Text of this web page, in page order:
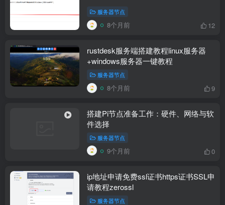
服务器节点
8个月前 12
rustdesk服务端搭建教程linux服务器
+windows服务器一键教程
服务器节点
8个月前 9
搭建Pi节点准备工作：硬件、网络与软
件选择
服务器节点
9个月前 0
ip地址申请免费ssl证书https证书SSL申
请教程zerossl
服务器节点